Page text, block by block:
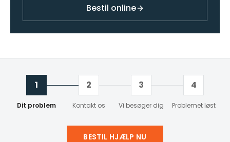
Bestil online
1
Dit problem
2
Kontakt os
3
Vi besøger dig
4
Problemet løst
BESTIL HJÆLP NU